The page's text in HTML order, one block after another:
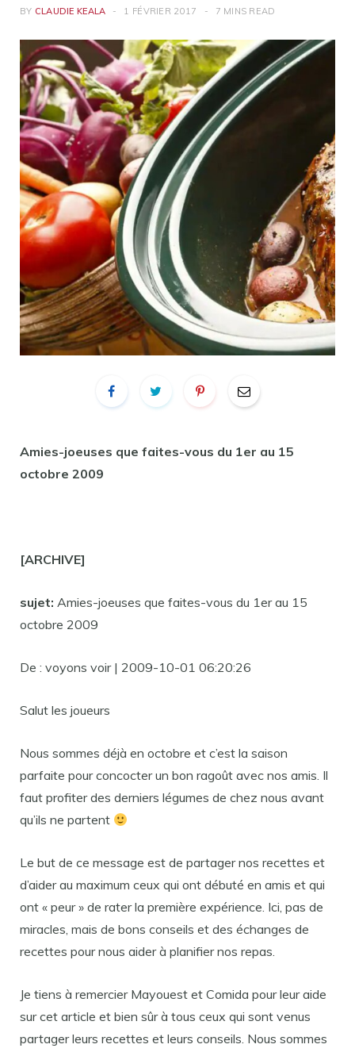
BY CLAUDIE KEALA 1 FÉVRIER 2017 7 MINS READ
Amies-joeuses que faites-vous du 1er au 15
octobre 2009
[ARCHIVE]
sujet: Amies-joeuses que faites-vous du 1er au 15
octobre 2009
De : voyons voir | 2009-10-01 06:20:26
Salut les joueurs
Nous sommes déjà en octobre et c’est la saison
parfaite pour concocter un bon ragoût avec nos amis. Il
faut profiter des derniers légumes de chez nous avant
qu’ils ne partent
Le but de ce message est de partager nos recettes et
d’aider au maximum ceux qui ont débuté en amis et qui
ont « peur » de rater la première expérience. Ici, pas de
miracles, mais de bons conseils et des échanges de
recettes pour nous aider à planifier nos repas.
Je tiens à remercier Mayouest et Comida pour leur aide
sur cet article et bien sûr à tous ceux qui sont venus
partager leurs recettes et leurs conseils. Nous sommes